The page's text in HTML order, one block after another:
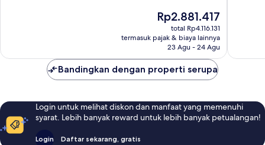
Harga
sekarang
Rp2.881.417
Rp2.881.417
total Rp4.116.131
termasuk pajak & biaya lainnya
23 Agu - 24 Agu
Bandingkan dengan properti serupa
Login untuk melihat diskon dan manfaat yang memenuhi
syarat. Lebih banyak reward untuk lebih banyak petualangan!
Login Daftar sekarang, gratis